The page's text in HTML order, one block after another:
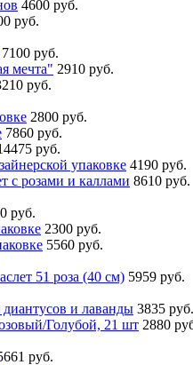
4600 руб.
руб.
7100 руб.
мечта" 2910 руб.
руб.
2800 руб.
7860 руб.
руб.
упаковке 4190 руб.
с розами и каллами 8610 руб.
руб.
2300 руб.
5560 руб.
51 роза (40 см) 5959 руб.
и лаванды 3835 руб.
Голубой, 21 шт 2880
руб.